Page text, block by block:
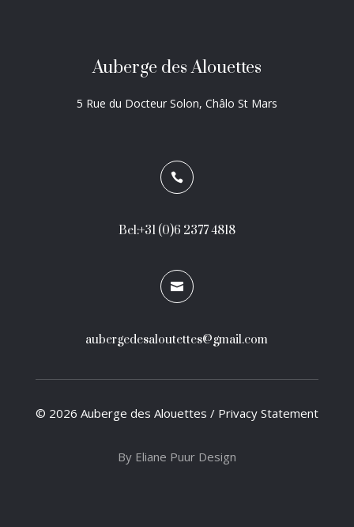
Auberge des Alouettes
5 Rue du Docteur Solon, Châlo St Mars

Bel:+31 (0)6 2377 4818

aubergedesaloutettes@gmail.com
© 2026 Auberge des Alouettes / Privacy Statement
By Eliane Puur Design